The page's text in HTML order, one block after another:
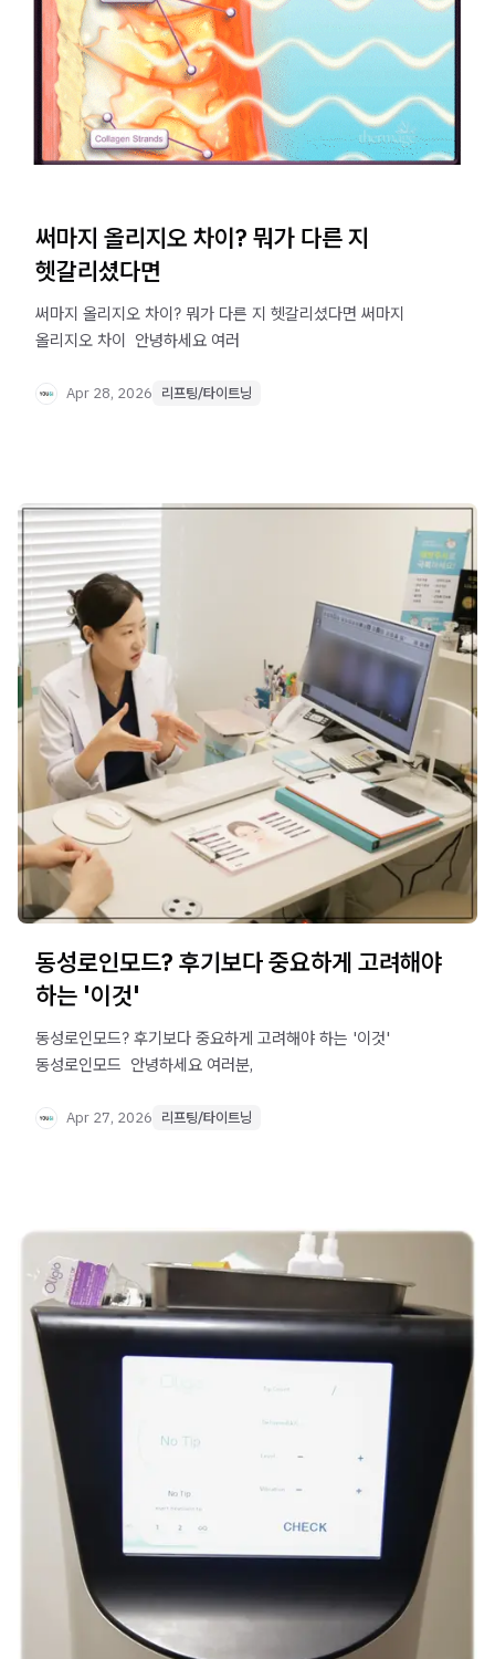
써마지 올리지오 차이? 뭐가 다른 지
헷갈리셨다면
써마지 올리지오 차이? 뭐가 다른 지 헷갈리셨다면 써마지
올리지오 차이 ​ 안녕하세요 여러
Apr 28, 2026 리프팅/타이트닝
동성로인모드? 후기보다 중요하게 고려해야
하는 '이것'
동성로인모드? 후기보다 중요하게 고려해야 하는 '이것'
동성로인모드 ​ 안녕하세요 여러분,
Apr 27, 2026 리프팅/타이트닝